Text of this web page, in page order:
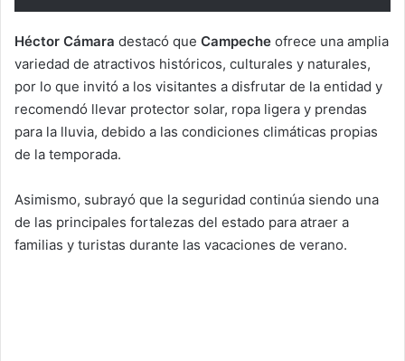
Héctor Cámara destacó que Campeche ofrece una amplia
variedad de atractivos históricos, culturales y naturales,
por lo que invitó a los visitantes a disfrutar de la entidad y
recomendó llevar protector solar, ropa ligera y prendas
para la lluvia, debido a las condiciones climáticas propias
de la temporada.
Asimismo, subrayó que la seguridad continúa siendo una
de las principales fortalezas del estado para atraer a
familias y turistas durante las vacaciones de verano.